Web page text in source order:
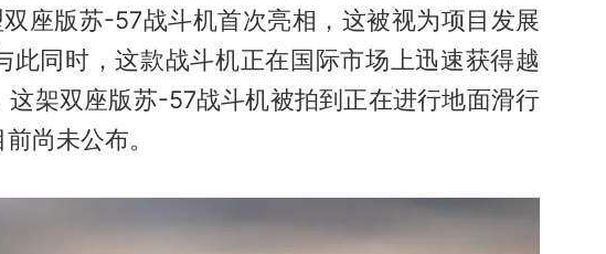
座版苏-57战斗机首次亮相，这被视为项目发展
此同时，这款战斗机正在国际市场上迅速获得越
这架双座版苏-57战斗机被拍到正在进行地面滑行
尚未公布。